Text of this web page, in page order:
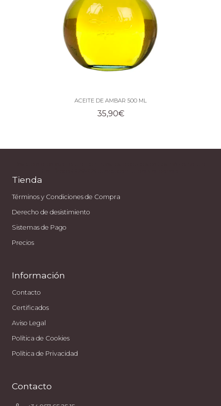
ACEITE DE AMBAR 500 ML
35,90€
Tienda
Términos y Condiciones de Compra
Derecho de desistimiento
Sistemas de Pago
Precios
Información
Contacto
Certificados
Aviso Legal
Política de Cookies
Política de Privacidad
Contacto